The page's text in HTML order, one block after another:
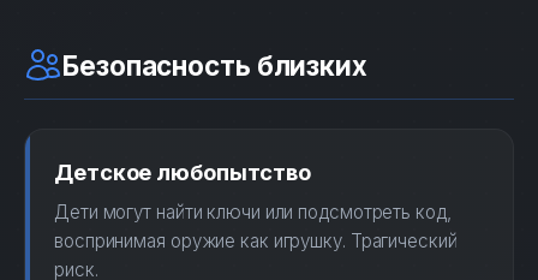
Безопасность близких
Детское любопытство
Дети могут найти ключи или подсмотреть код,
воспринимая оружие как игрушку. Трагический
риск.